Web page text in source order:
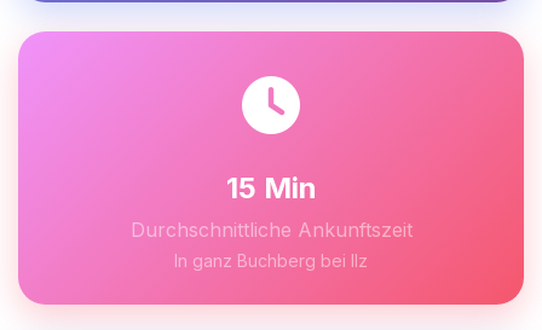
15 Min
Durchschnittliche Ankunftszeit
In ganz Buchberg bei Ilz